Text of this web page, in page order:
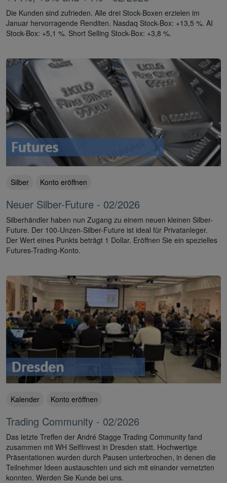
Die Kunden sind zufrieden. Alle drei Stock-Boxen erzielen im
Januar hervorragende Renditen. Nasdaq Stock-Box: +13,5 %. AI
Stock-Box: +5,1 %. Short Selling Stock-Box: +3,8 %.
Silber Konto eröffnen
Neuer Silber-Future - 02/2026
Silberhändler haben nun Zugang zu einem neuen kleinen Silber-
Future. Der 100-Unzen-Silber-Future ist ideal für Privatanleger.
Der Wert eines Punkts beträgt 1 Dollar. Eröffnen Sie ein spezielles
Futures-Trading-Konto.
Kalender Konto eröffnen
Trading Community - 02/2026
Das letzte Treffen der André Stagge Trading Community fand
zusammen mit WH SelfInvest in Dresden statt. Hochwertige
Präsentationen wurden durch Pausen unterbrochen, in denen die
Teilnehmer Ideen austauschten und sich mit einander vernetzten
konnten. Werden Sie Kunde bei uns.